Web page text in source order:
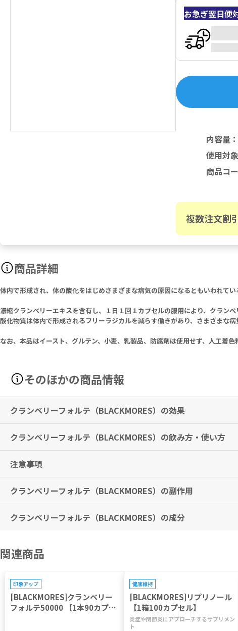
お急ぎ翌日便
内容量：
使用対象
商品コ
複数注文割
商品詳細
体内で形成され、体の酸化をはじめさまざまな病気の原因になるともいわれて
濃縮クランベリーエキスを含有し、１日１回１カプセルの服用により、クラン
酸化物質は体内で形成されるフリーラジカルを減らす働きがあり、さまざまな病
なお、本品はイースト、グルテン、小麦、乳製品、防腐剤は使用せず、人工着色
そのほかの商品情報
クランベリーフォルテ（BLACKMORES）の効果
クランベリーの成分による抗癒着作用が尿路の健康維持と膀胱炎の発生抑
クランベリーフォルテ（BLACKMORES）の飲み方・使い方
成人の方
膀胱炎の再発予防および抗酸化サポート：
1日1回、2カプセルを目安に食事とともにお召し上がりください。または、
注意事項
直射日光を避け、乾燥した場所に保管してください。
妊娠中または授乳中の場合は、使用前に医師に相談してください。
クランベリーフォルテ（BLACKMORES）の副作用
特に副作用は報告されておりませんが、異常を感じた際はただちに使用を
クランベリーフォルテ（BLACKMORES）の成分
Vaccinium Macrocarpon (Cranberry) Juice Dry 400 mg Equivalent
１カプセルあたりの有用成分：
クランベリー液汁乾燥物 400mg( 生果実 20g(20000mg)と同等)、クラ
関連商品
印象アップ
[BLACKMORES]クランベリー
フォルテ50000 【1本90カプセ
健康維持
[BLACKMORES]リプリノール
【1箱100カプセル】
炎症や関節炎にアプローチするサプリメン
ト